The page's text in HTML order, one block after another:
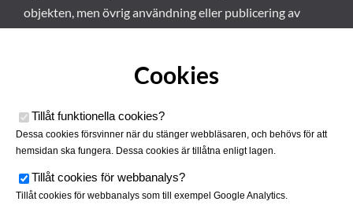
objekten, men övrig användning eller publicering av
Cookies
Tillåt funktionella cookies?
Dessa cookies försvinner när du stänger webbläsaren, och behövs för att
hemsidan ska fungera. Dessa cookies är tillåtna enligt lagen.
Tillåt cookies för webbanalys?
Tillåt cookies för webbanalys som till exempel Google Analytics.